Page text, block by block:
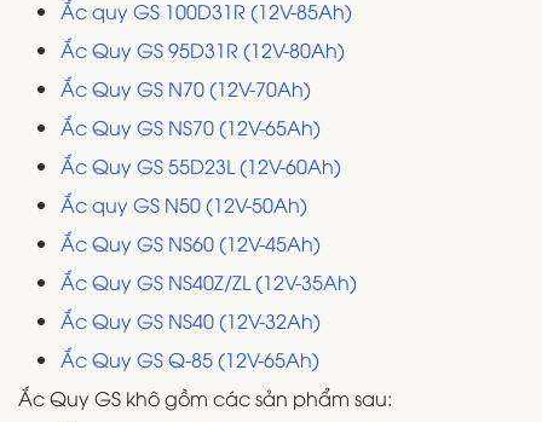
Ắc quy GS 100D31R (12V-85Ah)
Ắc Quy GS 95D31R (12V-80Ah)
Ắc Quy GS N70 (12V-70Ah)
Ắc Quy GS NS70 (12V-65Ah)
Ắc Quy GS 55D23L (12V-60Ah)
Ắc quy GS N50 (12V-50Ah)
Ắc Quy GS NS60 (12V-45Ah)
Ắc Quy GS NS40Z/ZL (12V-35Ah)
Ắc Quy GS NS40 (12V-32Ah)
Ắc Quy GS Q-85 (12V-65Ah)
Ắc Quy GS khô gồm các sản phẩm sau: